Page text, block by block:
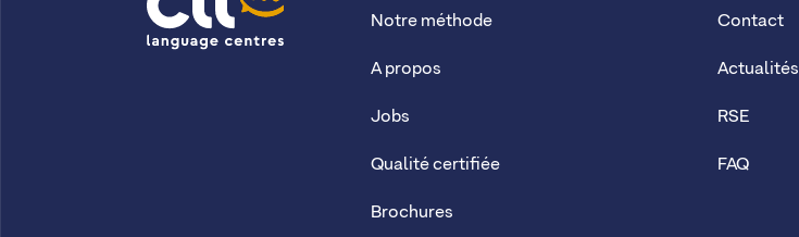
CLL
Notre méthode
A propos
Jobs
Qualité certifiée
Brochures
Contact
Actualités
RSE
FAQ